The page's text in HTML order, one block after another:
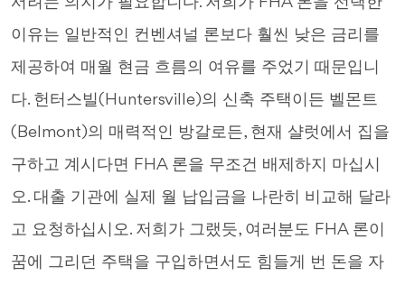
이유는 일반적인 컨벤셔널 론보다 훨씬 낮은 금리를
제공하여 매월 현금 흐름의 여유를 주었기 때문입니
다. 헌터스빌(Huntersville)의 신축 주택이든 벨몬트
(Belmont)의 매력적인 방갈로든, 현재 샬럿에서 집을
구하고 계시다면 FHA 론을 무조건 배제하지 마십시
오. 대출 기관에 실제 월 납입금을 나란히 비교해 달라
고 요청하십시오. 저희가 그랬듯, 여러분도 FHA 론이
꿈에 그리던 주택을 구입하면서도 힘들게 번 돈을 자